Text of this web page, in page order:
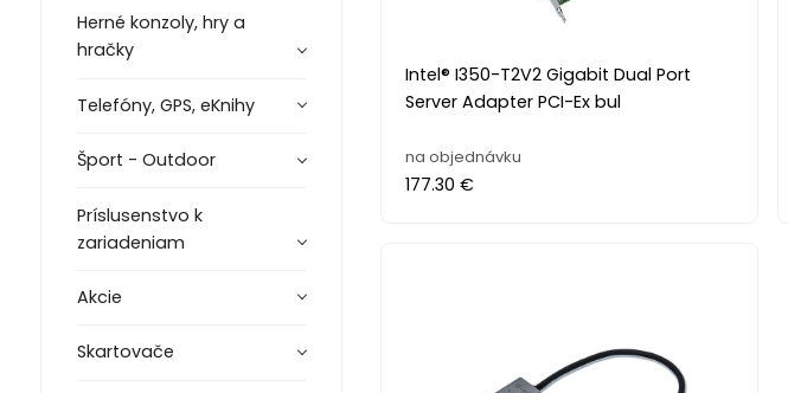
Herné konzoly, hry a
hračky
Telefóny, GPS, eKnihy
Šport - Outdoor
Príslusenstvo k
zariadeniam
Akcie
Skartovače
Intel® I350-T2V2 Gigabit Dual Port
Server Adapter PCI-Ex bul
na objednávku
177.30 €